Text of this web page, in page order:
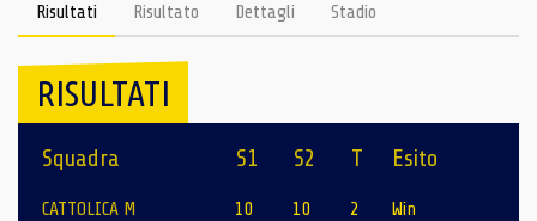
Risultati Risultato Dettagli Stadio
RISULTATI
Squadra S1 S2 T Esito
CATTOLICA M 10 10 2
Win